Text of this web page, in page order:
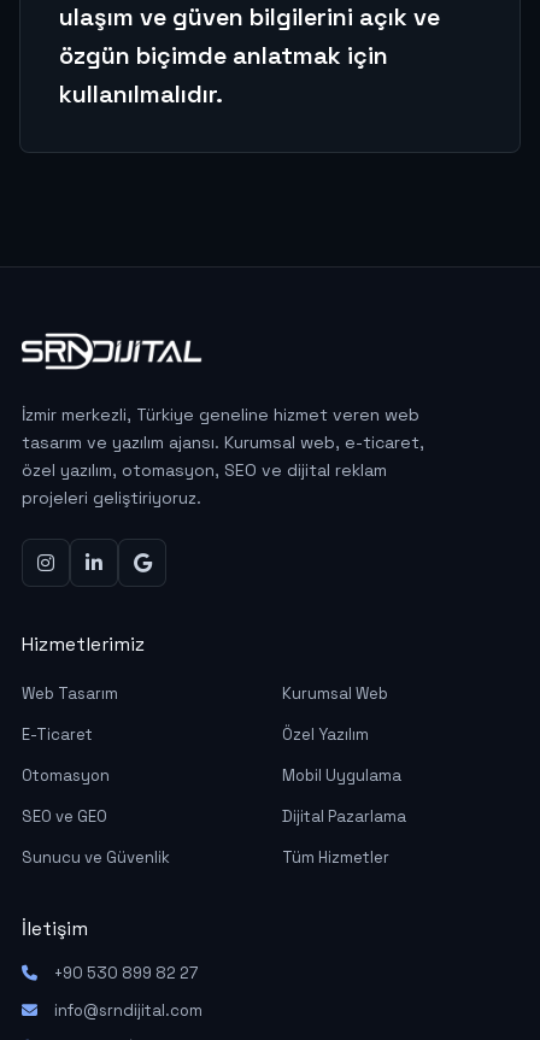
ulaşım ve güven bilgilerini açık ve
özgün biçimde anlatmak için
kullanılmalıdır.
İzmir merkezli, Türkiye geneline hizmet veren web
tasarım ve yazılım ajansı. Kurumsal web, e-ticaret,
özel yazılım, otomasyon, SEO ve dijital reklam
projeleri geliştiriyoruz.
Hizmetlerimiz
Web Tasarım
Kurumsal Web
E-Ticaret
Özel Yazılım
Otomasyon
Mobil Uygulama
SEO ve GEO
Dijital Pazarlama
Sunucu ve Güvenlik
Tüm Hizmetler
İletişim
+90 530 899 82 27
info@srndijital.com